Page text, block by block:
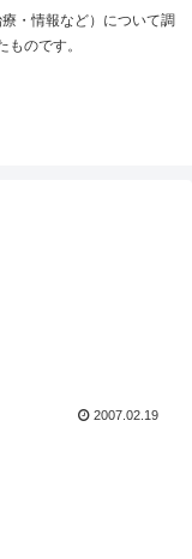
・情報など）について調
のです。
2007.02.19